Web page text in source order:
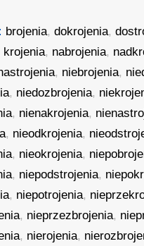
brojenia,dokrojenia,
krojenia, nabrojenia,
, niebrojenia,
, niedozbrojenia,
, nienakrojenia,
, nieodkrojenia,
, nieokrojenia,
, niepodstrojenia,
, niepotrojenia,
, nieprzezbrojenia,
, nierojenia,